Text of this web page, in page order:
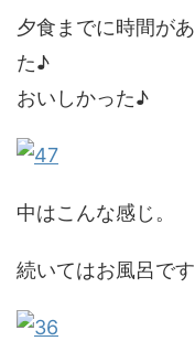
夕食までに時間が
た♪
おいしかった♪
中はこんな感じ。
続いてはお風呂で